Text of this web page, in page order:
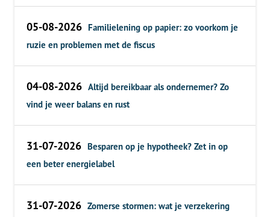
05-08-2026 Familielening op papier: zo voorkom je
ruzie en problemen met de fiscus
04-08-2026 Altijd bereikbaar als ondernemer? Zo
vind je weer balans en rust
31-07-2026 Besparen op je hypotheek? Zet in op
een beter energielabel
31-07-2026 Zomerse stormen: wat je verzekering